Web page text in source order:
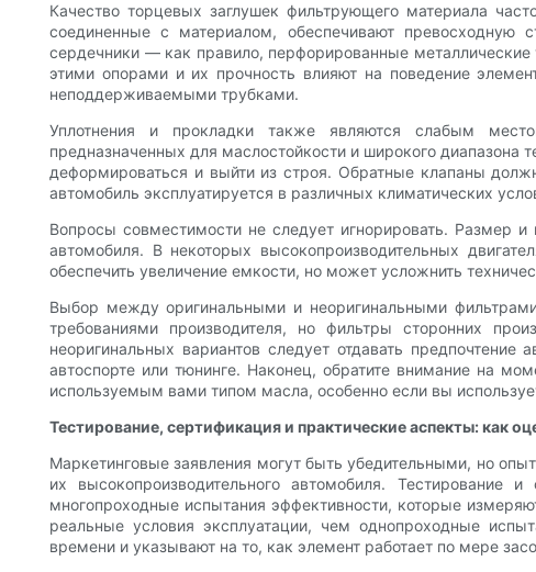
Качество торцевых заглушек фильтрующего материала
соединенные с материалом, обеспечивают
сердечники — как правило, перфорированные
этими опорами и их прочность влияют на поведение
неподдерживаемыми трубками.
Уплотнения и прокладки также являются слабым
предназначенных для маслостойкости и широкого диапазона
деформироваться и выйти из строя. Обратные клапаны
автомобиль эксплуатируется в различных климатических
Вопросы совместимости не следует игнорировать. Размер
автомобиля. В некоторых высокопроизводительных
обеспечить увеличение емкости, но может усложнить
Выбор между оригинальными и неоригинальными
требованиями производителя, но фильтры сторонних
неоригинальных вариантов следует отдавать
автоспорте или тюнинге. Наконец, обратите внимание на
используемым вами типом масла, особенно если вы
Тестирование, сертификация и практические аспекты: как
Маркетинговые заявления могут быть убедительными, но
их высокопроизводительного автомобиля.
многопроходные испытания эффективности, которые
реальные условия эксплуатации, чем однопроходные
времени и указывают на то, как элемент работает по мере